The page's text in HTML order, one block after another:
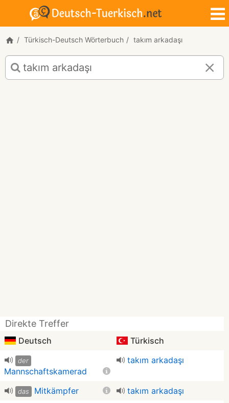
Türkisch-Deutsch Wörterbuch takım arkadaşı
Türkisch-
Deutsch
Übersetzung
Direkte Treffer
Deutsch Türkisch
der
Mannschaftskamerad
takım arkadaşı
das Mitkämpfer takım arkadaşı